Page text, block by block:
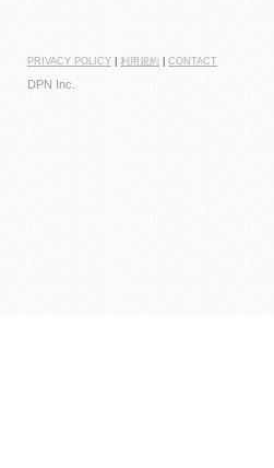
PRIVACY POLICY 利用規約 CONTACT
DPN Inc.